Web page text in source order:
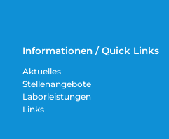
Informationen / Quick Links
Aktuelles
Stellenangebote
Laborleistungen
Links